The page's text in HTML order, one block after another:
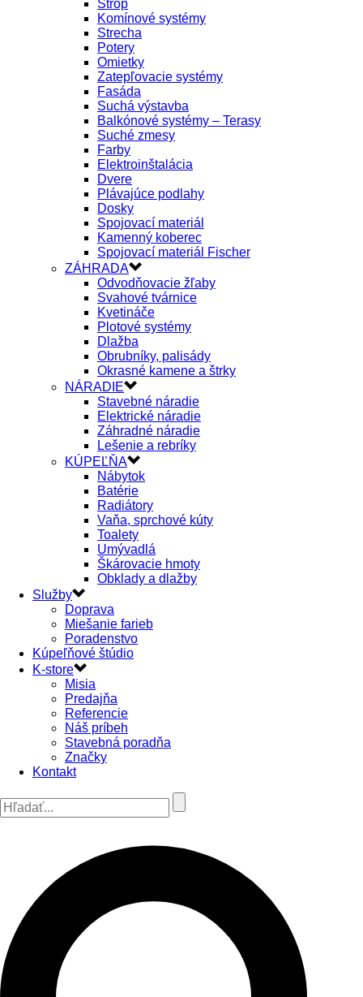
Strop
Komínové systémy
Strecha
Potery
Omietky
Zatepľovacie systémy
Fasáda
Suchá výstavba
Balkónové systémy – Terasy
Suché zmesy
Farby
Elektroinštalácia
Dvere
Plávajúce podlahy
Dosky
Spojovací materiál
Kamenný koberec
Spojovací materiál Fischer
ZÁHRADA
Odvodňovacie žľaby
Svahové tvárnice
Kvetináče
Plotové systémy
Dlažba
Obrubníky, palisády
Okrasné kamene a štrky
NÁRADIE
Stavebné náradie
Elektrické náradie
Záhradné náradie
Lešenie a rebríky
KÚPEĽŇA
Nábytok
Batérie
Radiátory
Vaňa, sprchové kúty
Toalety
Umývadlá
Škárovacie hmoty
Obklady a dlažby
Služby
Doprava
Miešanie farieb
Poradenstvo
Kúpeľňové štúdio
K-store
Misia
Predajňa
Referencie
Náš príbeh
Stavebná poradňa
Značky
Kontakt